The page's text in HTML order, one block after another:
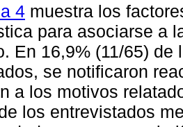
4 muestra los
para asociarse a
En 16,9% (11/65)
se notificaron
a los motivos
los entrevistados